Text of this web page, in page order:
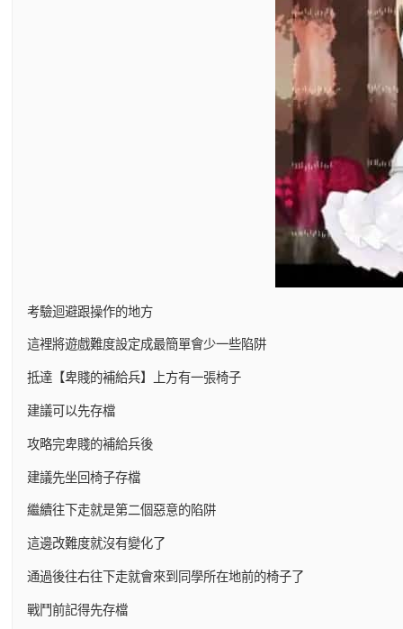
考驗迴避跟操作的地方
這裡將遊戲難度設定成最簡單會少一些陷阱
抵達【卑賤的補給兵】上方有一張椅子
建議可以先存檔
攻略完卑賤的補給兵後
建議先坐回椅子存檔
繼續往下走就是第二個惡意的陷阱
這邊改難度就沒有變化了
通過後往右往下走就會來到同學所在地前的椅子了
戰鬥前記得先存檔